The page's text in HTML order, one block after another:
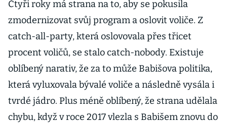
dvě
Čtyři roky má strana na to, aby se pokusila
zmodernizovat svůj program a oslovit voliče. Z
catch-all-party, která oslovovala přes třicet
procent voličů, se stalo catch-nobody. Existuje
oblíbený narativ, že za to může Babišova politika,
která vyluxovala bývalé voliče a následně vysála i
tvrdé jádro. Plus méně oblíbený, že strana udělala
chybu, když v roce 2017 vlezla s Babišem znovu do